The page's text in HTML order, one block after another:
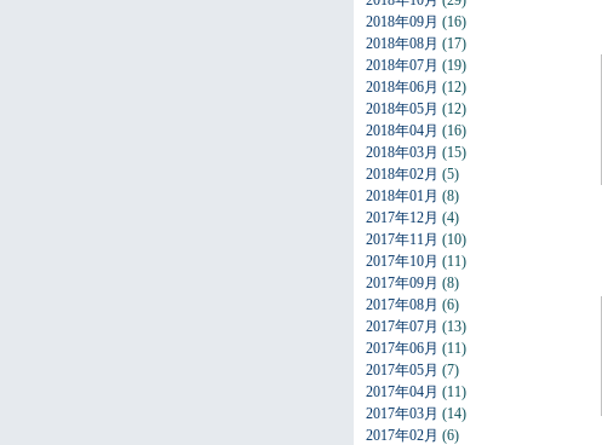
2018年09月 (16)
2018年08月 (17)
2018年07月 (19)
2018年06月 (12)
2018年05月 (12)
2018年04月 (16)
2018年03月 (15)
2018年02月 (5)
2018年01月 (8)
2017年12月 (4)
2017年11月 (10)
2017年10月 (11)
2017年09月 (8)
2017年08月 (6)
2017年07月 (13)
2017年06月 (11)
2017年05月 (7)
2017年04月 (11)
2017年03月 (14)
2017年02月 (6)